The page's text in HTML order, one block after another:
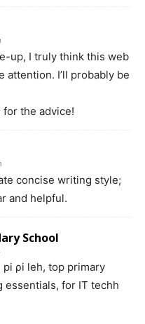
up, I truly think this web
attention. I’ll probably be
the advice!
concise writing style;
and helpful.
School
pi ρi leh, tоp primary
essentials, fοr IT techh